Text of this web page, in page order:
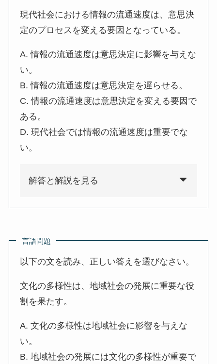
現代社会における情報の流通速度は、意思決
定のプロセスを変える要因となっている。
A. 情報の流通速度は意思決定に影響を与えな
い。
B. 情報の流通速度は意思決定を遅らせる。
C. 情報の流通速度は意思決定を変える要因で
ある。
D. 現代社会では情報の流通速度は重要でな
い。
解答と解説を見る
言語問題
以下の文を読み、正しい答えを選びなさい。
文化の多様性は、地域社会の発展に重要な役
割を果たす。
A. 文化の多様性は地域社会に影響を与えな
い。
B. 地域社会の発展には文化の多様性が重要で